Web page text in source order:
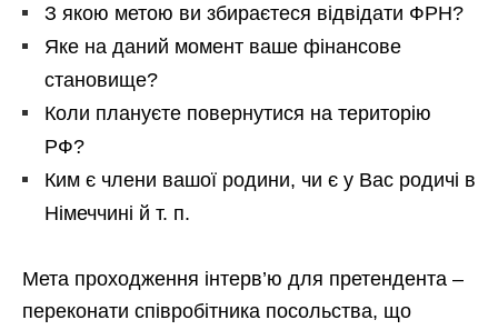
З якою метою ви збираєтеся відвідати ФРН?
Яке на даний момент ваше фінансове
становище?
Коли плануєте повернутися на територію
РФ?
Ким є члени вашої родини, чи є у Вас родичі в
Німеччині й т. п.
Мета проходження інтерв’ю для претендента –
переконати співробітника посольства, що